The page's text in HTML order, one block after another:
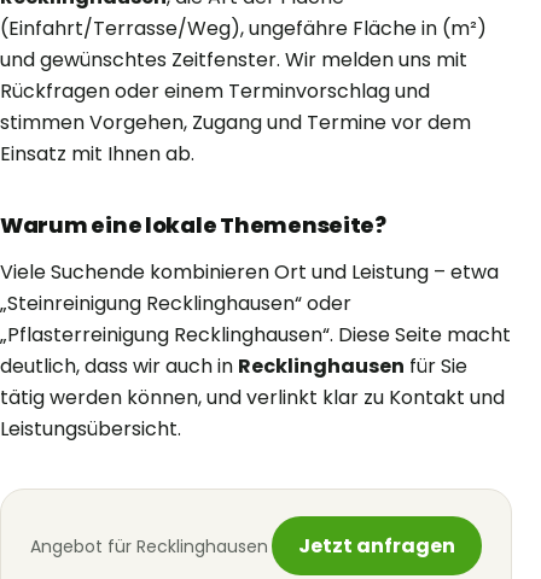
(Einfahrt/Terrasse/Weg), ungefähre Fläche in (m²)
und gewünschtes Zeitfenster. Wir melden uns mit
Rückfragen oder einem Terminvorschlag und
stimmen Vorgehen, Zugang und Termine vor dem
Einsatz mit Ihnen ab.
Warum eine lokale Themenseite?
Viele Suchende kombinieren Ort und Leistung – etwa
„Steinreinigung Recklinghausen“ oder
„Pflasterreinigung Recklinghausen“. Diese Seite macht
deutlich, dass wir auch in Recklinghausen für Sie
tätig werden können, und verlinkt klar zu Kontakt und
Leistungsübersicht.
Angebot für Recklinghausen Jetzt anfragen